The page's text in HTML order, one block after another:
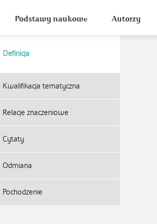
Podstawy naukowe Autorzy
Definicja
Kwalifikacja tematyczna
Relacje znaczeniowe
Cytaty
Odmiana
Pochodzenie